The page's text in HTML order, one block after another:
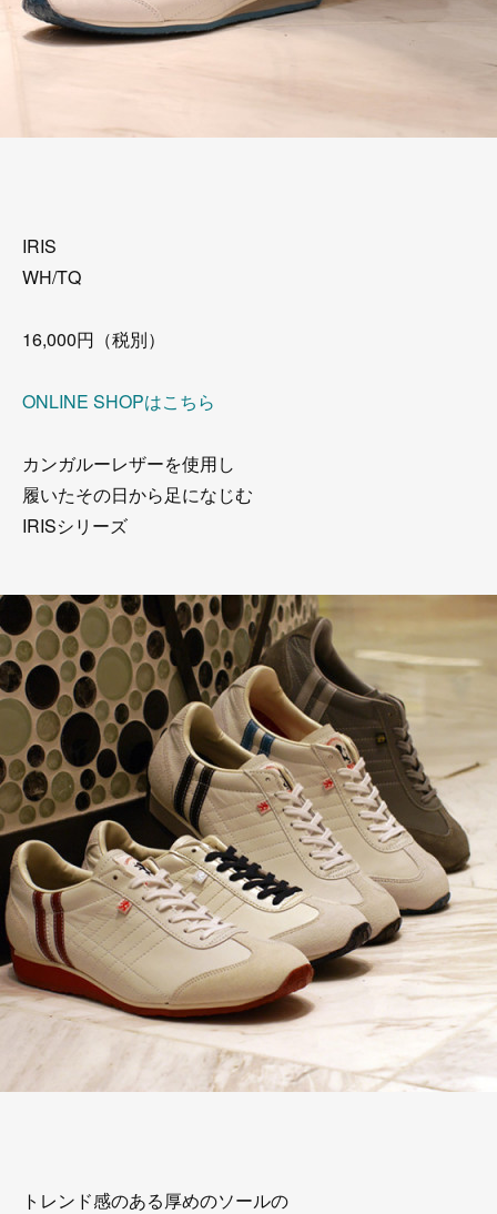
IRIS
WH/TQ
16,000円（税別）
ONLINE SHOPはこちら
カンガルーレザーを使用し
履いたその日から足になじむ
IRISシリーズ
トレンド感のある厚めのソールの